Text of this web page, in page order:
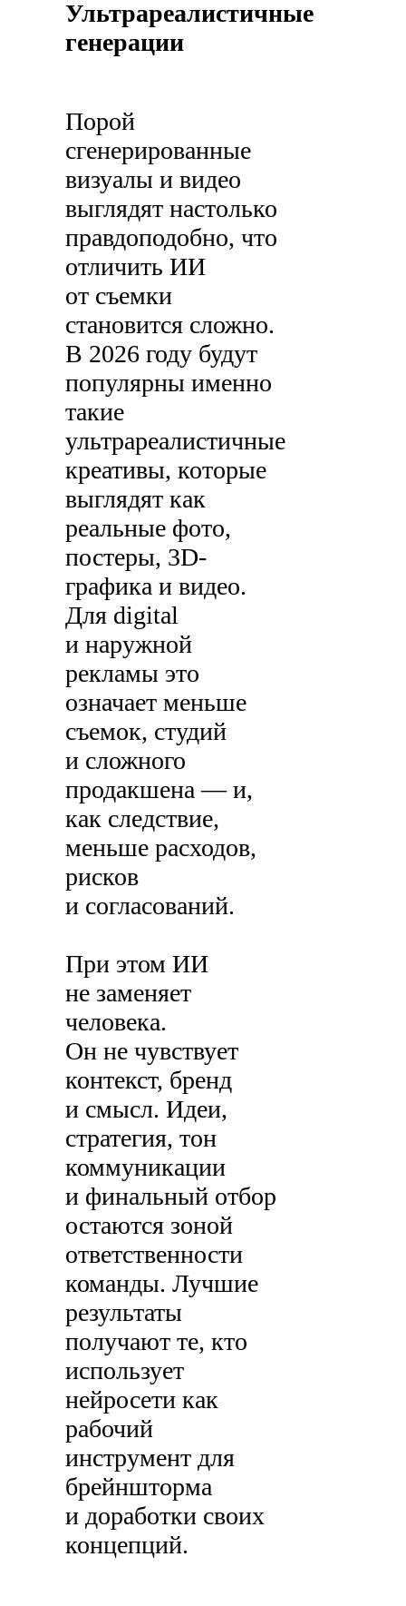
Ультрареалистичные
генерации
Порой
сгенерированные
визуалы и видео
выглядят настолько
правдоподобно, что
отличить ИИ
от съемки
становится сложно.
В 2026 году будут
популярны именно
такие
ультрареалистичные
креативы, которые
выглядят как
реальные фото,
постеры, 3D-
графика и видео.
Для digital
и наружной
рекламы это
означает меньше
съемок, студий
и сложного
продакшена — и,
как следствие,
меньше расходов,
рисков
и согласований.
При этом ИИ
не заменяет
человека.
Он не чувствует
контекст, бренд
и смысл. Идеи,
стратегия, тон
коммуникации
и финальный отбор
остаются зоной
ответственности
команды. Лучшие
результаты
получают те, кто
использует
нейросети как
рабочий
инструмент для
брейншторма
и доработки своих
концепций.